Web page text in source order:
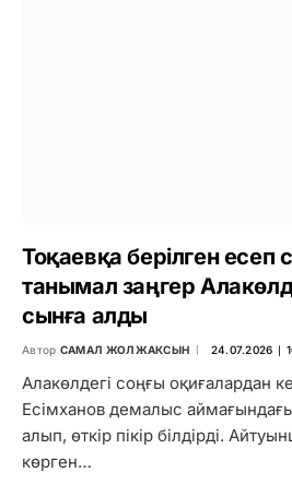
Тоқаевқа берілген есеп
танымал заңгер
сынға алды
Автор САМАЛ ЖОЛЖАКСЫН 24.07.2026 ∣
Алакөлдегі соңғы оқиғалардан
Есімханов демалыс
алып, өткір пікір білдірді.
көрген…